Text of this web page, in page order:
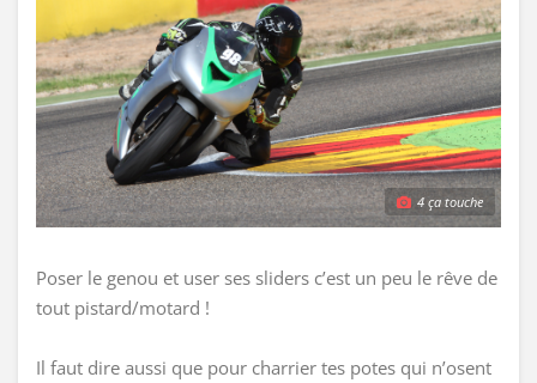
4 ça touche
Poser le genou et user ses sliders c’est un peu le rêve de
tout pistard/motard !
Il faut dire aussi que pour charrier tes potes qui n’osent